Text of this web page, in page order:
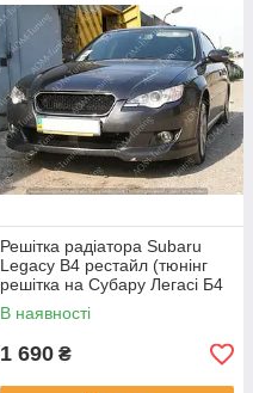
Решітка радіатора Subaru
Legacy B4 рестайл (тюнінг
решітка на Субару Легасі Б4
2006-2008)
В наявності
1 690 ₴